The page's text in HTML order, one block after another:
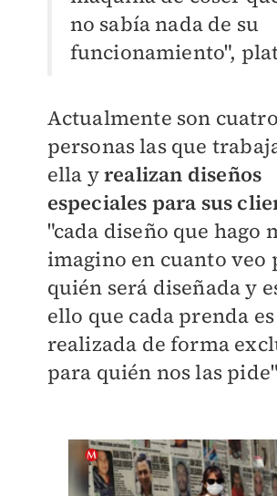
no sabía nada de su
funcionamiento",
Actualmente son cuatro
personas las que
ella yrealizan diseños
especiales para sus
"cada diseño que hago
imagino en cuanto veo
quién será diseñada y
ello que cada prenda es
realizada de forma
para quién nos las